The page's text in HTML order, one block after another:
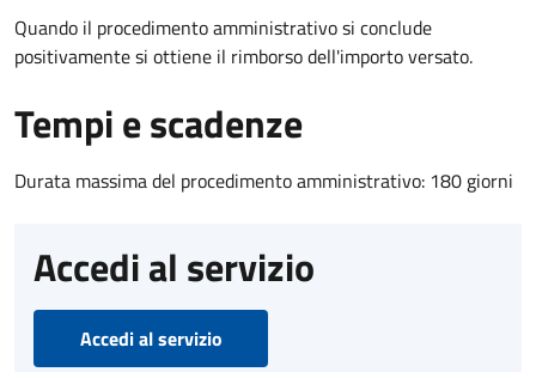
Quando il procedimento amministrativo si conclude
positivamente si ottiene il rimborso dell'importo versato.
Tempi e scadenze
Durata massima del procedimento amministrativo: 180 giorni
Accedi al servizio
Accedi al servizio